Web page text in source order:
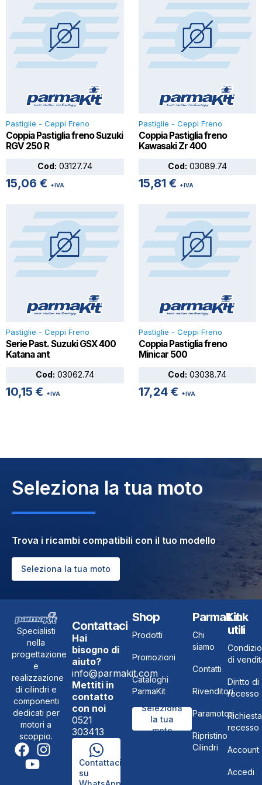
Pastiglie - Ceppi Freno
Coppia Pastiglia freno Suzuki
RGV 250 R
Cod: 03127.74
15,06 € +IVA
Pastiglie - Ceppi Freno
Coppia Pastiglia freno
Kawasaki Zr 400
Cod: 03089.74
15,81 € +IVA
Pastiglie - Ceppi Freno
Serie Past. Suzuki GSX 400
Katana ant
Cod: 03062.74
10,15 € +IVA
Pastiglie - Ceppi Freno
Coppia Pastiglia freno
Minicar 500
Cod: 03038.74
17,24 € +IVA
Seleziona la tua moto
Trova i ricambi compatibili con il tuo modello
Seleziona la tua moto
Specialisti
nella
progettazione
e
realizzazione
di cilindri e
componenti
dedicati per
motori a
scoppio.
Contattaci
Hai
bisogno di
aiuto?
info@parmakit.com
Mettiti in
contatto
con noi
0521
303413
Contattaci
su
Shop
Prodotti
Promozioni
Cataloghi
ParmaKit
Seleziona
la tua
moto
ParmaKit
Chi
siamo
Contatti
Rivenditori
Paramotori
Ripristino
Cilindri
Link
utili
di
Diritto di
recesso
Richiesta
recesso
Account
Accedi